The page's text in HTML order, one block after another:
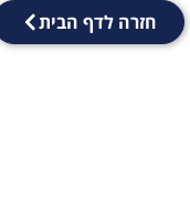
חזרה לדף הבית